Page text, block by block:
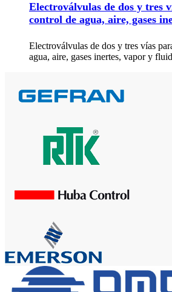
Electroválvulas de dos y tres
control de agua, aire, gases
Electroválvulas de dos y tres vías
agua, aire, gases inertes, vapor y